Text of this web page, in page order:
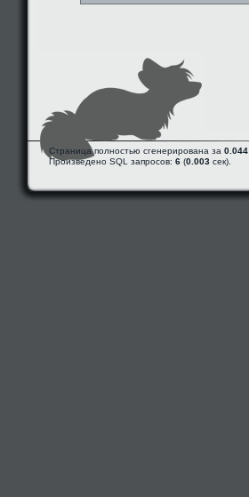
Страница полностью сгенерирована за 0.044
Произведено SQL запросов: 6 (0.003 сек).